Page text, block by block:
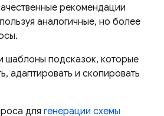
рекомендации
аналогичные, но более
шаблоны подсказок, которые
адаптировать и скопировать
для генерации схемы